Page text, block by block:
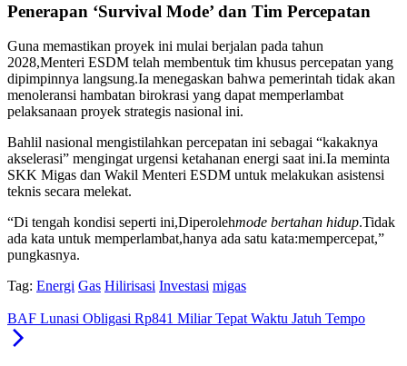
Penerapan ‘Survival Mode’ dan Tim Percepatan
Guna memastikan proyek ini mulai berjalan pada tahun
2028,Menteri ESDM telah membentuk tim khusus percepatan yang
dipimpinnya langsung.Ia menegaskan bahwa pemerintah tidak akan
menoleransi hambatan birokrasi yang dapat memperlambat
pelaksanaan proyek strategis nasional ini.
Bahlil nasional mengistilahkan percepatan ini sebagai “kakaknya
akselerasi” mengingat urgensi ketahanan energi saat ini.Ia meminta
SKK Migas dan Wakil Menteri ESDM untuk melakukan asistensi
teknis secara melekat.
“Di tengah kondisi seperti ini,Diperolehmode bertahan hidup.Tidak
ada kata untuk memperlambat,hanya ada satu kata:mempercepat,”
pungkasnya.
Tag: Energi Gas Hilirisasi Investasi migas
BAF Lunasi Obligasi Rp841 Miliar Tepat Waktu Jatuh Tempo